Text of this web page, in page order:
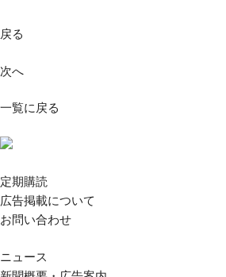
戻る
次へ
一覧に戻る
定期購読
広告掲載について
お問い合わせ
ニュース